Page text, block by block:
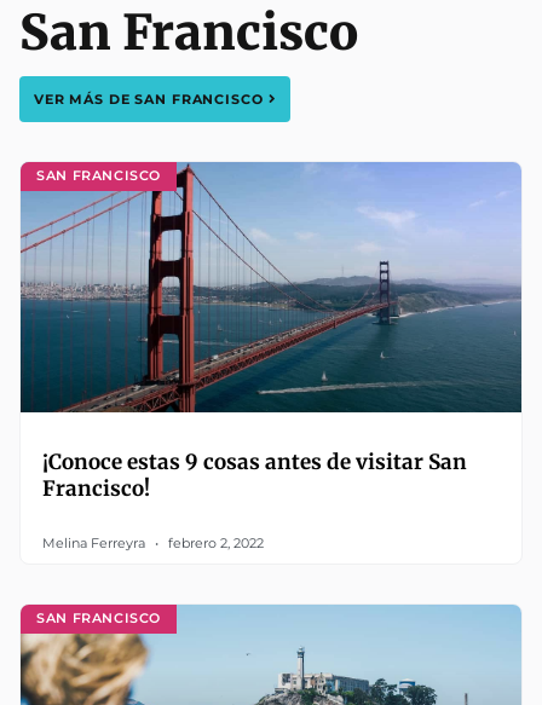
San Francisco
VER MÁS DESAN FRANCISCO
SAN FRANCISCO
¡Conoce estas 9 cosas antes de visitar San
Francisco!
Melina Ferreyra febrero 2, 2022
SAN FRANCISCO